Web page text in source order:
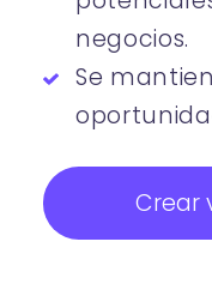
negocios.
Se
Crear